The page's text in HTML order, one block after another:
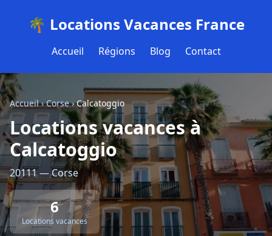
🌴 Locations Vacances France
Accueil Régions Blog Contact
Accueil›Corse›Calcatoggio
Locations vacances à
Calcatoggio
20111 — Corse
6
Locations vacances